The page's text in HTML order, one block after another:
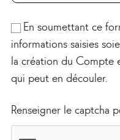
En soumettant ce
informations saisies
la création du Compte
qui peut en découler.
Renseigner le captcha